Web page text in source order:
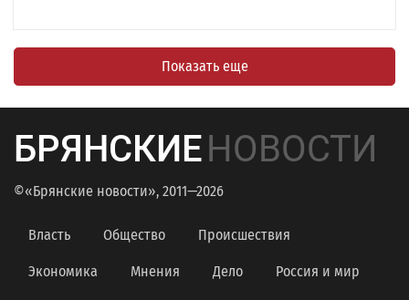
Показать еще
БРЯНСКИЕНОВОСТИ
©«Брянские новости», 2011—2026
Власть Общество Происшествия
Экономика Мнения Дело Россия и мир